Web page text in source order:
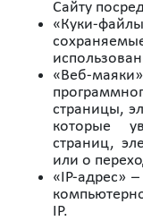
Cайту
«Куки-
«Веб-
страницы,
которые
страниц,
или о
«IP-адрес»
IP.